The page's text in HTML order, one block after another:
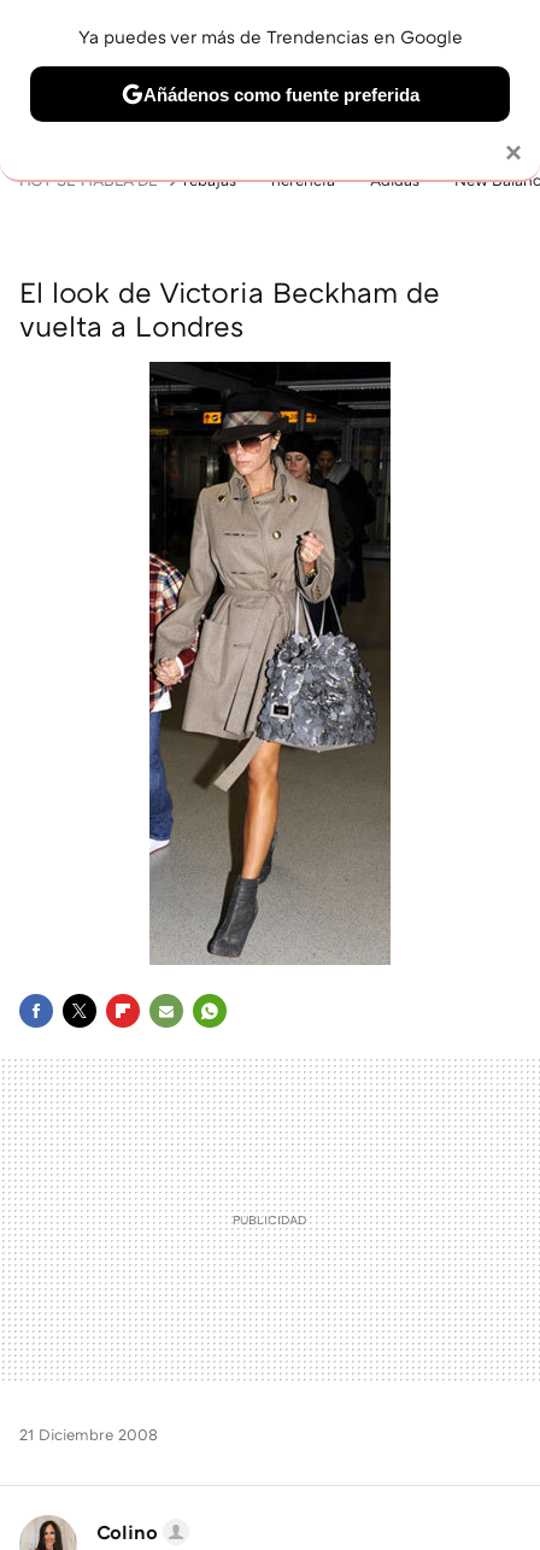
BELLEZA SHOPPING VIAJES GASTRO SNEAKERS
HOY SE HABLA DE rebajas herencia Adidas New
El look de Victoria Beckham de
vuelta a Londres
MAIL
21 Diciembre 2008
Colino
×
Ya puedes ver más de Trendencias en Google
Añádenos como fuente preferida